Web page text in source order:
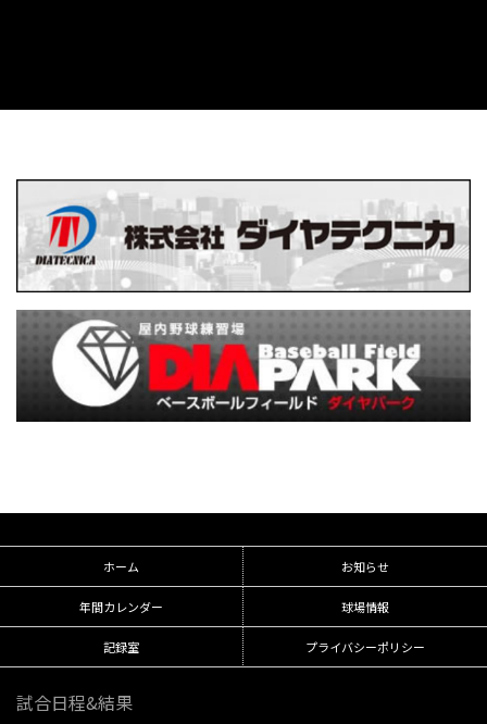
ホーム お知らせ
年間カレンダー 球場情報
記録室 プライバシーポリシー
試合日程&結果